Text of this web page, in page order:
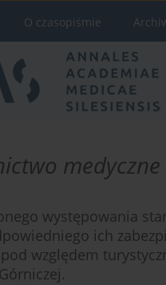
O czasopiśmie
medyczne
występowania
ich
względem